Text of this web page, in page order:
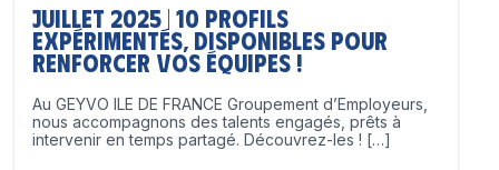
Juillet 2025 | 10 profils
expérimentés, disponibles pour
renforcer vos équipes !
Au GEYVO ILE DE FRANCE Groupement d’Employeurs,
nous accompagnons des talents engagés, prêts à
intervenir en temps partagé. Découvrez-les ! […]